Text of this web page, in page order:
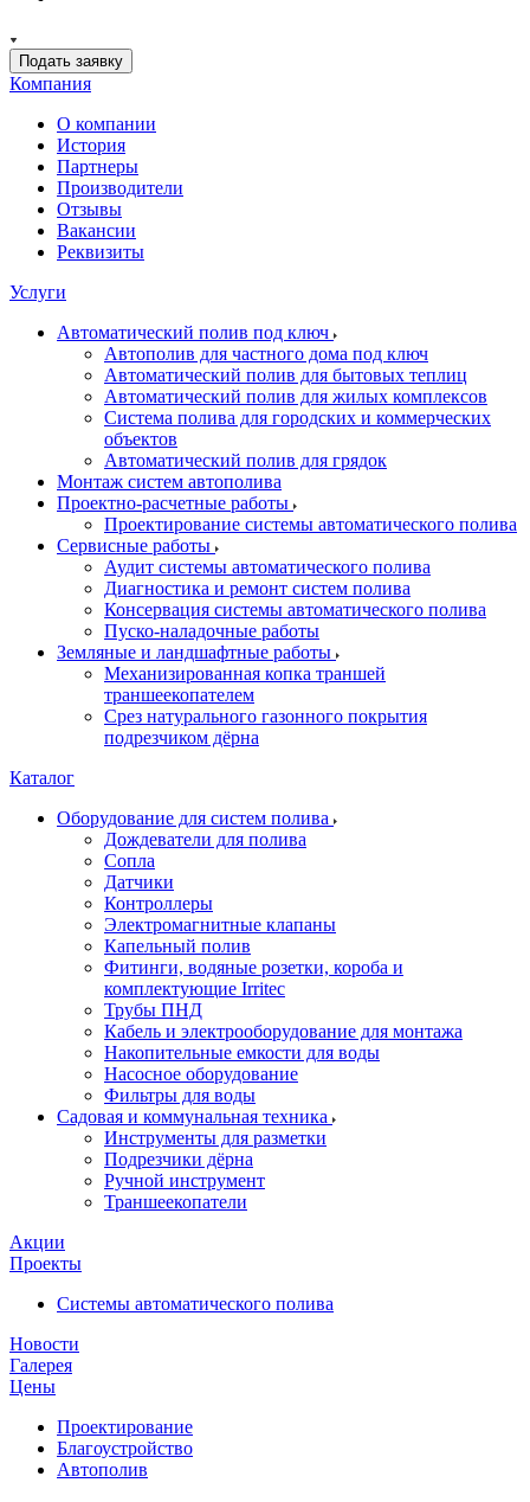
Подать заявку
Компания
О компании
История
Партнеры
Производители
Отзывы
Вакансии
Реквизиты
Услуги
Автоматический полив под ключ
Автополив для частного дома под ключ
Автоматический полив для бытовых теплиц
Автоматический полив для жилых комплексов
Система полива для городских и коммерческих
объектов
Автоматический полив для грядок
Монтаж систем автополива
Проектно-расчетные работы
Проектирование системы автоматического полива
Сервисные работы
Аудит системы автоматического полива
Диагностика и ремонт систем полива
Консервация системы автоматического полива
Пуско-наладочные работы
Земляные и ландшафтные работы
Механизированная копка траншей
траншеекопателем
Срез натурального газонного покрытия
подрезчиком дёрна
Каталог
Оборудование для систем полива
Дождеватели для полива
Сопла
Датчики
Контроллеры
Электромагнитные клапаны
Капельный полив
Фитинги, водяные розетки, короба и
комплектующие Irritec
Трубы ПНД
Кабель и электрооборудование для монтажа
Накопительные емкости для воды
Насосное оборудование
Фильтры для воды
Садовая и коммунальная техника
Инструменты для разметки
Подрезчики дёрна
Ручной инструмент
Траншеекопатели
Акции
Проекты
Системы автоматического полива
Новости
Галерея
Цены
Проектирование
Благоустройство
Автополив